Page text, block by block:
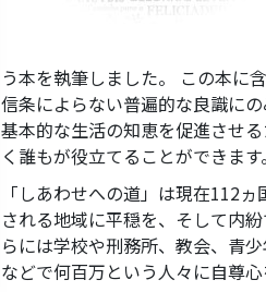
う本を執筆しました。 この本に
信条によらない普遍的な良識に
基本的な生活の知恵を促進させ
く誰もが役立てることができます。
「しあわせへの道」は現在112
される地域に平穏を、そして内
らには学校や刑務所、教会、青
などで何百万という人々に自尊心